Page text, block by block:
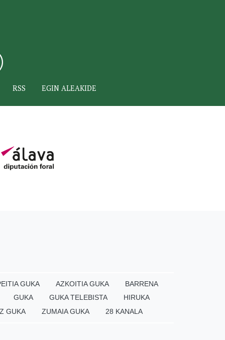
RSS EGIN ALEAKIDE
GUKA AZKOITIA GUKA
BARRENA
GUKA GUKA TELEBISTA
HIRUKA
GUKA ZUMAIA GUKA 28 KANALA